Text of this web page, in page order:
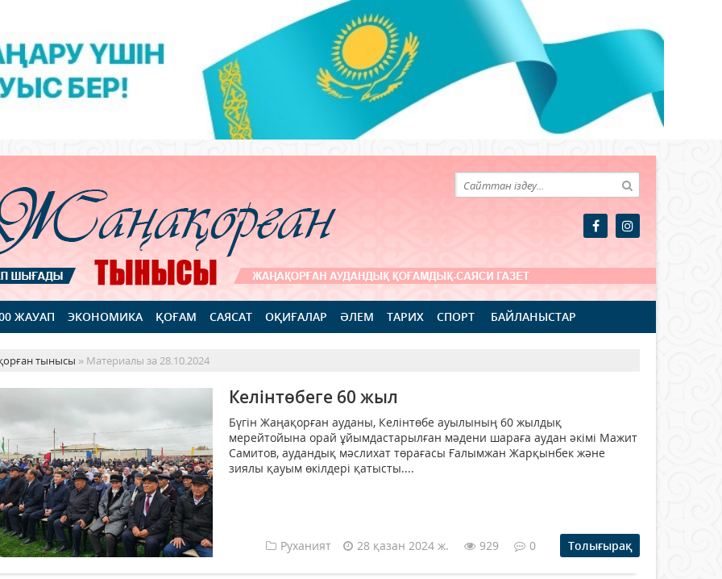
ЖАУАП ЭКОНОМИКА ҚОҒАМ САЯСАТ ОҚИҒАЛАР ӘЛЕМ ТАРИХ СПОРТ БАЙЛАНЫСТАР
тынысы » Материалы за 28.10.2024
Келінтөбеге 60 жыл
Бүгін Жаңақорған ауданы, Келінтөбе ауылының 60 жылдық
мерейтойына орай ұйымдастарылған мәдени шараға аудан әкімі Мажит
Самитов, аудандық мәслихат төрағасы Ғалымжан Жарқынбек және
зиялы қауым өкілдері қатысты....
Руханият 28 қазан 2024 ж. 929 0 Толығырақ